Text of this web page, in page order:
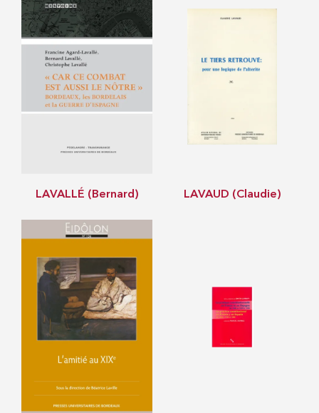
LAVALLÉ (Bernard) LAVAUD (Claudie)